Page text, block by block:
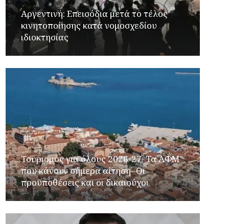
Αργεντινή: Επεισόδια μετά το τέλος
κινητοποίησης κατά νομοσχεδίου
ιδιοκτησίας
Τουρισμός για όλους 2026-27: Τα ΑΦΜ
που κάνουν σήμερα αίτηση- Οι
προϋποθέσεις και οι δικαιούχοι